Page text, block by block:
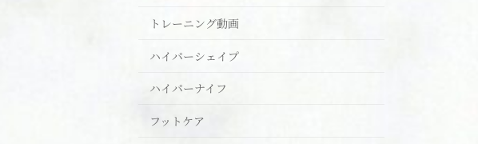
トレーニング動画
ハイパーシェイプ
ハイパーナイフ
フットケア